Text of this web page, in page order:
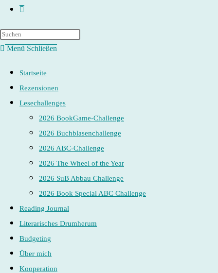
Website-
umschalten
Menü Schließen
Startseite
Rezensionen
Lesechallenges
2026 BookGame-Challenge
2026 Buchblasenchallenge
2026 ABC-Challenge
2026 The Wheel of the Year
2026 SuB Abbau Challenge
2026 Book Special ABC Challenge
Reading Journal
Literarisches Drumherum
Budgeting
Über mich
Kooperation